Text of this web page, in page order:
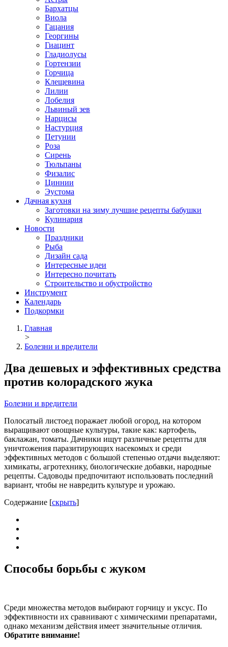
Бархатцы
Виола
Гацания
Георгины
Гиацинт
Гладиолусы
Гортензии
Горчица
Клещевина
Лилии
Лобелия
Львиный зев
Нарцисы
Настурция
Петунии
Роза
Сирень
Тюльпаны
Физалис
Циннии
Эустома
Дачная кухня
Заготовки на зиму лучшие рецепты бабушки
Кулинария
Новости
Праздники
Рыба
Дизайн сада
Интересные идеи
Интересно почитать
Строительство и обустройство
Инструмент
Календарь
Подкормки
Главная
>
Болезни и вредители
Два дешевых и эффективных средства
против колорадского жука
Болезни и вредители
Полосатый листоед поражает любой огород, на котором
выращивают овощные культуры, такие как: картофель,
баклажан, томаты. Дачники ищут различные рецепты для
уничтожения паразитирующих насекомых и среди
эффективных методов с большой степенью отдачи выделяют:
химикаты, агротехнику, биологические добавки, народные
рецепты. Садоводы предпочитают использовать последний
вариант, чтобы не навредить культуре и урожаю.
Содержание [скрыть]
Способы борьбы с жуком
Среди множества методов выбирают горчицу и уксус. По
эффективности их сравнивают с химическими препаратами,
однако механизм действия имеет значительные отличия.
Обратите внимание!